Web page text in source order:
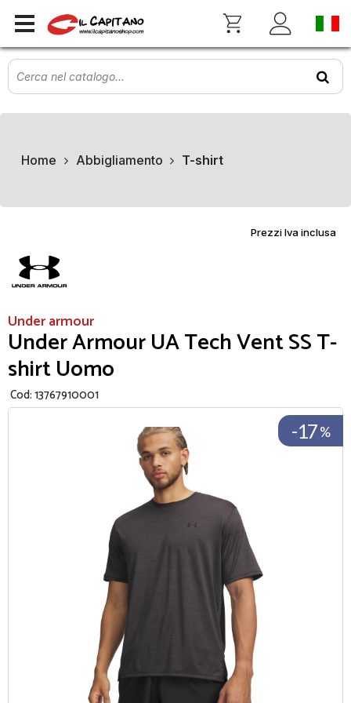
Home Abbigliamento T-shirt
Prezzi Iva inclusa
Under armour
Under Armour UA Tech Vent SS T-
shirt Uomo
Cod:13767910001
-17%